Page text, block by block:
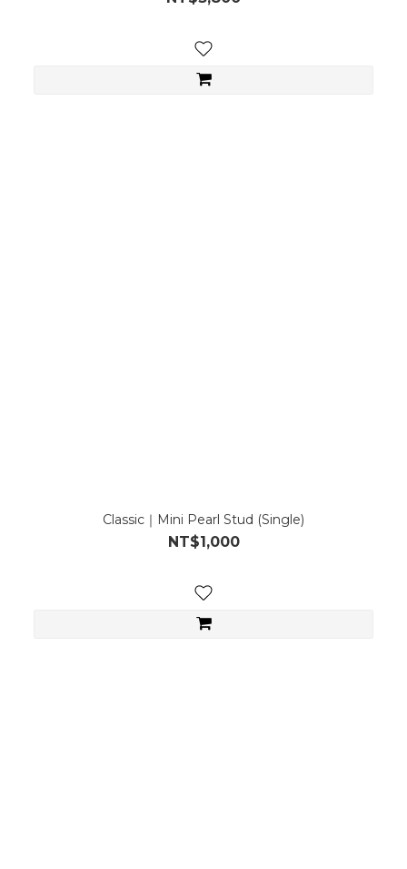
Classic｜Mini Pearl Stud (Single)
NT$1,000